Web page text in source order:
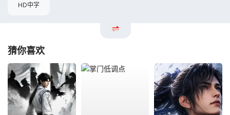
HD中字
猜你喜欢